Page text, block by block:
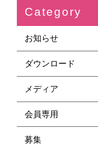
Category
お知らせ
ダウンロード
メディア
会員専用
募集